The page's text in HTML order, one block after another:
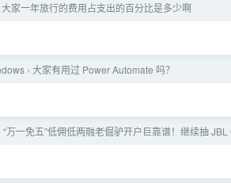
大家一年旅行的费用占支出的百分比是多少啊
› 大家有用过 Power Automate 吗？
“万一免五”低佣低两融老倔驴开户巨靠谱！继续抽